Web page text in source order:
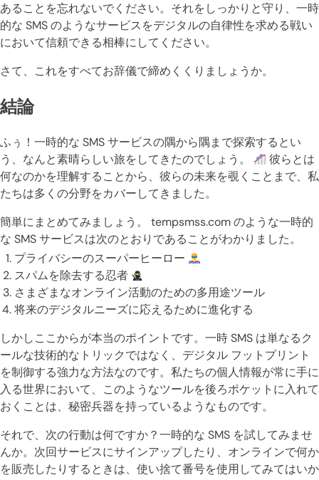
あることを忘れないでください。それをしっかりと守り、一時
的な SMS のようなサービスをデジタルの自律性を求める戦い
において信頼できる相棒にしてください。
さて、これをすべてお辞儀で締めくくりましょうか。
結論
ふぅ！一時的な SMS サービスの隅から隅まで探索するとい
う、なんと素晴らしい旅をしてきたのでしょう。
彼らとは
何なのかを理解することから、彼らの未来を覗くことまで、私
たちは多くの分野をカバーしてきました。
簡単にまとめてみましょう。 tempsmss.com のような一時的
な SMS サービスは次のとおりであることがわかりました。
プライバシーのスーパーヒーロー
スパムを除去する忍者
さまざまなオンライン活動のための多用途ツール
将来のデジタルニーズに応えるために進化する
しかしここからが本当のポイントです。一時 SMS は単なるク
ールな技術的なトリックではなく、デジタル フットプリント
を制御する強力な方法なのです。私たちの個人情報が常に手に
入る世界において、このようなツールを後ろポケットに入れて
おくことは、秘密兵器を持っているようなものです。
それで、次の行動は何ですか？一時的な SMS を試してみませ
んか。次回サービスにサインアップしたり、オンラインで何か
を販売したりするときは、使い捨て番号を使用してみてはいか